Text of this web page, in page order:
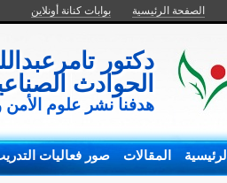
الصفحة الرئيسية بوابات كنانة أونلاين
دكتور
الحوادث
هدفنا نشر علوم الأمن
الرئيسية المقالات صور فعاليات